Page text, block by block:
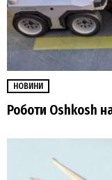
НОВИНИ
Роботи Oshkosh